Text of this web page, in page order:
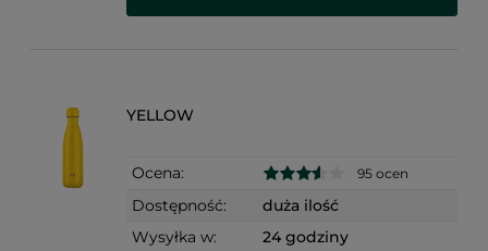
YELLOW
Ocena: 95 ocen
Dostępność:
duża ilość
Wysyłka w:
24 godziny